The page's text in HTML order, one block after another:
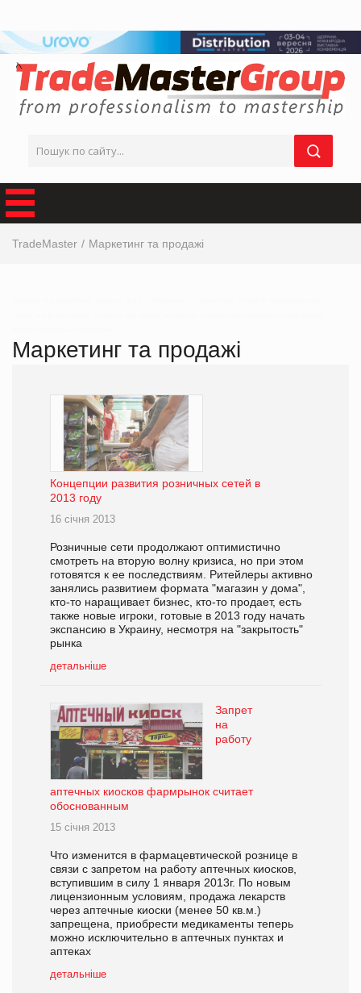
TradeMaster Маркетинг та продажі
Маркетинг та продажі
Концепции развития розничных сетей в
2013 году
16 січня 2013
Розничные сети продолжают оптимистично
смотреть на вторую волну кризиса, но при этом
готовятся к ее последствиям. Ритейлеры активно
занялись развитием формата "магазин у дома",
кто-то наращивает бизнес, кто-то продает, есть
также новые игроки, готовые в 2013 году начать
экспансию в Украину, несмотря на "закрытость"
рынка
детальніше
Запрет
на
работу
аптечных киосков фармрынок считает
обоснованным
15 січня 2013
Что изменится в фармацевтической рознице в
связи с запретом на работу аптечных киосков,
вступившим в силу 1 января 2013г. По новым
лицензионным условиям, продажа лекарств
через аптечные киоски (менее 50 кв.м.)
запрещена, приобрести медикаменты теперь
можно исключительно в аптечных пунктах и
аптеках
детальніше